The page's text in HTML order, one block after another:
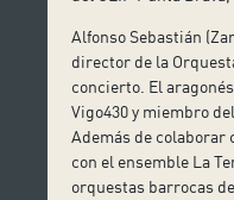
Alfonso Sebastián
director de la
concierto. El
Vigo430 y miembro
Además de colaborar
con el ensemble La
orquestas barrocas